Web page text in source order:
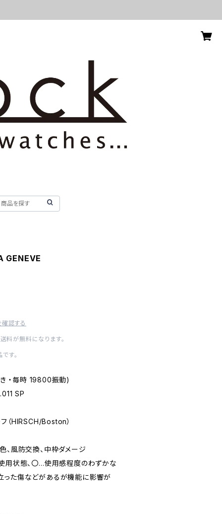
認する
が無料になります。
す。
・毎時 19800振動)
SP
（HIRSCH/Boston）
風防交換、中枠ダメージ
用状態、〇…使用感程度のわずかな
た傷などがあるが機能に影響が